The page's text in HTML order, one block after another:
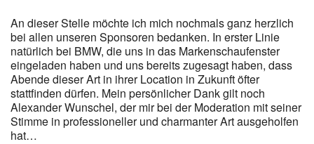
An dieser Stelle möchte ich mich nochmals ganz herzlich
bei allen unseren Sponsoren bedanken. In erster Linie
natürlich bei BMW, die uns in das Markenschaufenster
eingeladen haben und uns bereits zugesagt haben, dass
Abende dieser Art in ihrer Location in Zukunft öfter
stattfinden dürfen. Mein persönlicher Dank gilt noch
Alexander Wunschel, der mir bei der Moderation mit seiner
Stimme in professioneller und charmanter Art ausgeholfen
hat…